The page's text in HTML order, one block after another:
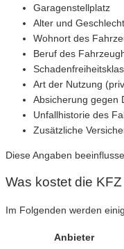
Garagenstellplatz
Alter und
Wohnort des
Beruf des
Art der Nutzung
Absicherung gegen
Unfallhistorie des
Zusätzliche
Diese Angaben
Was kostet die
Im Folgenden werden
Anbieter